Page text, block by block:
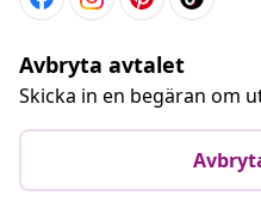
Avbryta avtalet
Skicka in en begäran om